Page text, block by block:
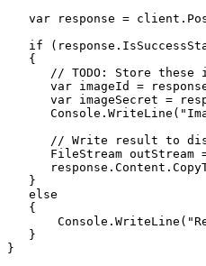
var response =
if
   {
// TODO: Store these
var imageId =
var imageSecret =
// Write result to
FileStream outStream
   }
   else
   {
   }